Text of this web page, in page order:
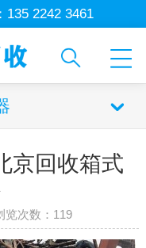
135 2242 3461
京回收箱式
次数： 119